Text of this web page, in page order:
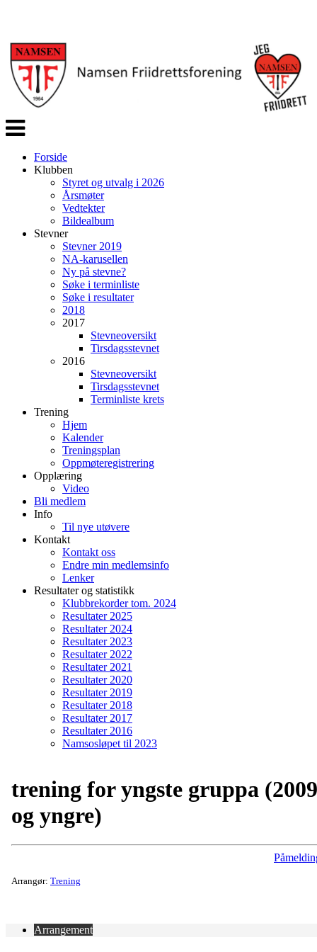
Veksle
navigasjon
Forside
Klubben
Styret og utvalg i 2026
Årsmøter
Vedtekter
Bildealbum
Stevner
Stevner 2019
NA-karusellen
Ny på stevne?
Søke i terminliste
Søke i resultater
2018
2017
Stevneoversikt
Tirsdagsstevnet
2016
Stevneoversikt
Tirsdagsstevnet
Terminliste krets
Trening
Hjem
Kalender
Treningsplan
Oppmøteregistrering
Opplæring
Video
Bli medlem
Info
Til nye utøvere
Kontakt
Kontakt oss
Endre min medlemsinfo
Lenker
Resultater og statistikk
Klubbrekorder tom. 2024
Resultater 2025
Resultater 2024
Resultater 2023
Resultater 2022
Resultater 2021
Resultater 2020
Resultater 2019
Resultater 2018
Resultater 2017
Resultater 2016
Namsosløpet til 2023
trening for yngste gruppa (2009
og yngre)
Arrangør: Trening
Arrangement